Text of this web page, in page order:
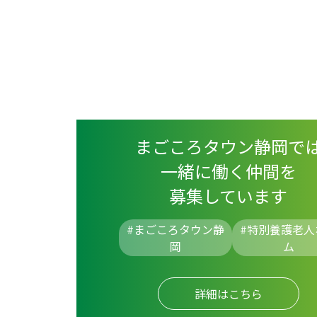
まごころタウン静岡で
一緒に働く仲間を
募集しています
#まごころタウン静
岡
#特別養護老
ム
詳細はこちら